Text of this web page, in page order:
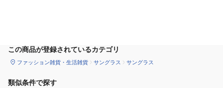
この商品が登録されているカテゴリ
ファッション雑貨・生活雑貨 サングラス サングラス
類似条件で探す